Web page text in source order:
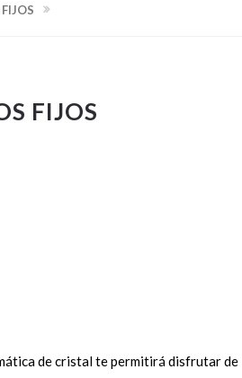
FIJOS
de cristal te permitirá disfrutar de